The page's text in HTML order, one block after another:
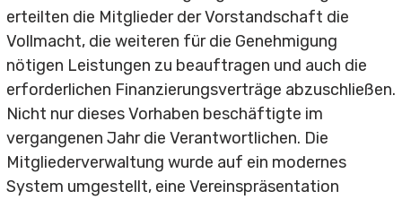
G-Junioren
Alte Herren
Tischtennis
erteilten die Mitglieder der Vorstandschaft die
Vollmacht, die weiteren für die Genehmigung
nötigen Leistungen zu beauftragen und auch die
erforderlichen Finanzierungsverträge abzuschließen.
Nicht nur dieses Vorhaben beschäftigte im
vergangenen Jahr die Verantwortlichen. Die
Mitgliederverwaltung wurde auf ein modernes
System umgestellt, eine Vereinspräsentation